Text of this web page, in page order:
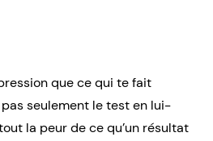
que ce qui te fait
pas seulement le test en lui-
la peur de ce qu’un résultat